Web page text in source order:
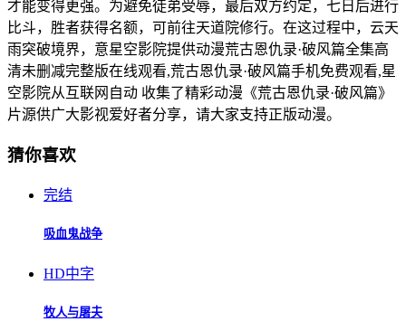
才能变得更强。为避免徒弟受辱，最后双方约定，七日后进行
比斗，胜者获得名额，可前往天道院修行。在这过程中，云天
雨突破境界，意星空影院提供动漫荒古恩仇录·破风篇全集高
清未删减完整版在线观看,荒古恩仇录·破风篇手机免费观看,星
空影院从互联网自动 收集了精彩动漫《荒古恩仇录·破风篇》
片源供广大影视爱好者分享，请大家支持正版动漫。
猜你喜欢
完结
吸血鬼战争
HD中字
牧人与屠夫